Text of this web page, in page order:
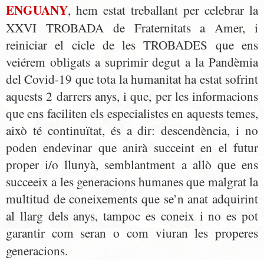
ENGUANY, hem estat treballant per celebrar la
XXVI TROBADA de Fraternitats a Amer, i
reiniciar el cicle de les TROBADES que ens
veiérem obligats a suprimir degut a la Pandèmia
del Covid-19 que tota la humanitat ha estat sofrint
aquests 2 darrers anys, i que, per les informacions
que ens faciliten els especialistes en aquests temes,
això té continuïtat, és a dir: descendència, i no
poden endevinar que anirà succeint en el futur
proper i/o llunyà, semblantment a allò que ens
succeeix a les generacions humanes que malgrat la
multitud de coneixements que se’n anat adquirint
al llarg dels anys, tampoc es coneix i no es pot
garantir com seran o com viuran les properes
generacions.